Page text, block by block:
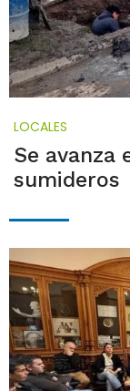
LOCALES
Se avanza
sumideros